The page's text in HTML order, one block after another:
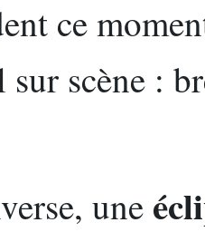
ce
sur scène :
une